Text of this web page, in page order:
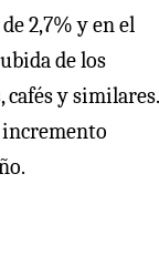
2,7% y en el
de los
y similares.